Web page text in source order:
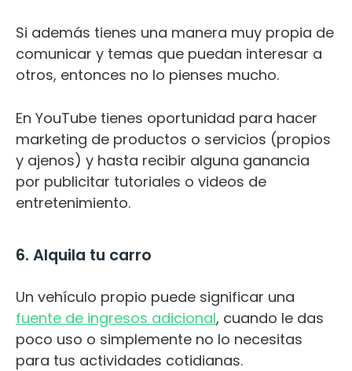
Si además tienes una manera muy propia de
comunicar y temas que puedan interesar a
otros, entonces no lo pienses mucho.
En YouTube tienes oportunidad para hacer
marketing de productos o servicios (propios
y ajenos) y hasta recibir alguna ganancia
por publicitar tutoriales o videos de
entretenimiento.
6. Alquila tu carro
Un vehículo propio puede significar una
fuente de ingresos adicional, cuando le das
poco uso o simplemente no lo necesitas
para tus actividades cotidianas.